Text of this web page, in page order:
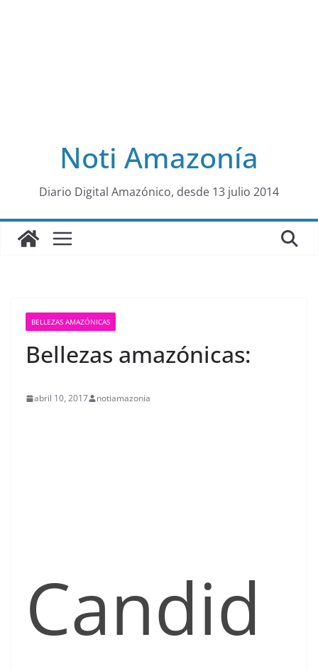
al
Noti Amazonía
Diario Digital Amazónico, desde 13 julio 2014
BELLEZAS AMAZÓNICAS
Bellezas amazónicas:
abril 10, 2017 notiamazonia
Candid